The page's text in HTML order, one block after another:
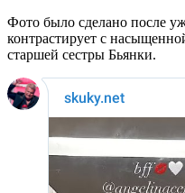
Фото было сделано после
контрастирует с
старшей сестры Бьянки.